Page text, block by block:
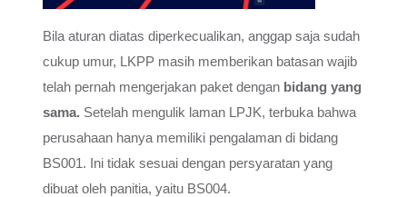
Bila aturan diatas diperkecualikan, anggap saja sudah
cukup umur, LKPP masih memberikan batasan wajib
telah pernah mengerjakan paket dengan bidang yang
sama. Setelah mengulik laman LPJK, terbuka bahwa
perusahaan hanya memiliki pengalaman di bidang
BS001. Ini tidak sesuai dengan persyaratan yang
dibuat oleh panitia, yaitu BS004.